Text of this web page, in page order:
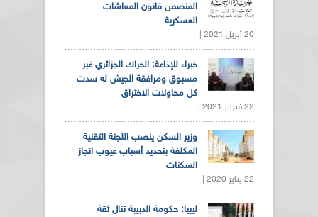
المتضمن قانون المعاشات
العسكرية
20 أبريل 2021 |
خبراء للإذاعة: الحراك الجزائري غير
مسبوق ومرافقة الجيش له سدت
كل محاولات الاختراق
22 فبراير 2021 |
وزير السكن ينصب اللجنة التقنية
المكلفة بتحديد أسباب عيوب انجاز
السكنات
22 يناير 2020 |
ليبيا: حكومة الدبيبة تنال ثقة